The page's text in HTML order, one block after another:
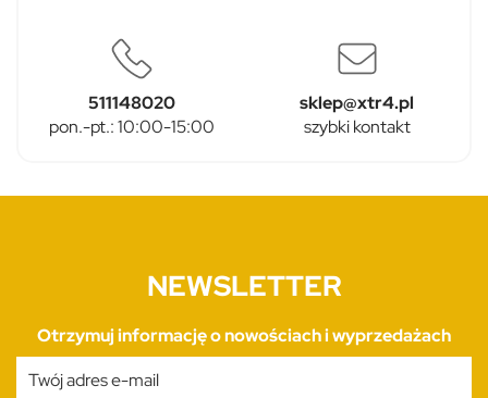
511148020
pon.-pt.: 10:00-15:00
sklep@xtr4.pl
szybki kontakt
NEWSLETTER
Otrzymuj informację o nowościach i wyprzedażach